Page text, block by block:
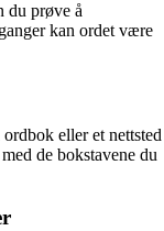
du prøve å
kan ordet være
eller et nettsted
de bokstavene du